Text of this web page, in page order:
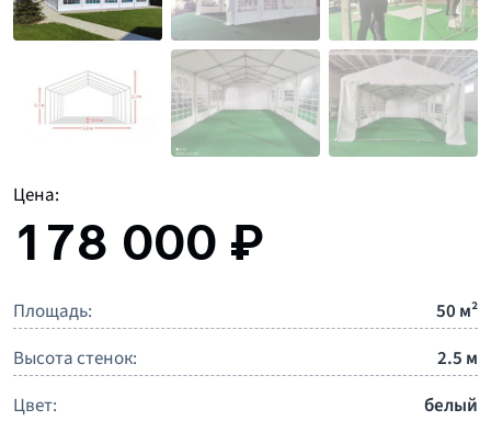
Цена:
178 000 ₽
Площадь:
50 м²
Высота стенок:
2.5 м
Цвет:
белый